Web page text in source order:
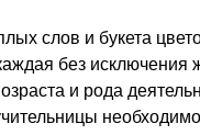
слов и букета
без исключения
и рода